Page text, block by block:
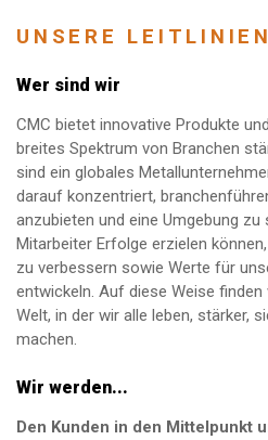
UNSERE LEITLINIEN
Wer sind wir
CMC bietet innovative Produkte
breites Spektrum von Branchen
sind ein globales
darauf konzentriert,
anzubieten und eine Umgebung
Mitarbeiter Erfolge erzielen
zu verbessern sowie Werte für
entwickeln. Auf diese Weise
Welt, in der wir alle leben, stärker,
machen.
Wir werden...
Den Kunden in den Mittelpunkt